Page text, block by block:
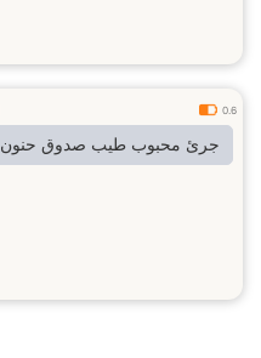
0.6
جرئ محبوب طيب صدوق حنون